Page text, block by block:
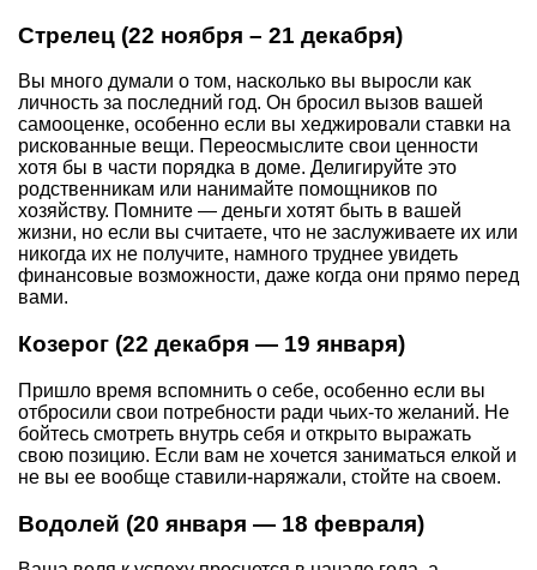
Стрелец (22 ноября – 21 декабря)
Вы много думали о том, насколько вы выросли как
личность за последний год. Он бросил вызов вашей
самооценке, особенно если вы хеджировали ставки на
рискованные вещи. Переосмыслите свои ценности
хотя бы в части порядка в доме. Делигируйте это
родственникам или нанимайте помощников по
хозяйству. Помните — деньги хотят быть в вашей
жизни, но если вы считаете, что не заслуживаете их или
никогда их не получите, намного труднее увидеть
финансовые возможности, даже когда они прямо перед
вами.
Козерог (22 декабря — 19 января)
Пришло время вспомнить о себе, особенно если вы
отбросили свои потребности ради чьих-то желаний. Не
бойтесь смотреть внутрь себя и открыто выражать
свою позицию. Если вам не хочется заниматься елкой и
не вы ее вообще ставили-наряжали, стойте на своем.
Водолей (20 января — 18 февраля)